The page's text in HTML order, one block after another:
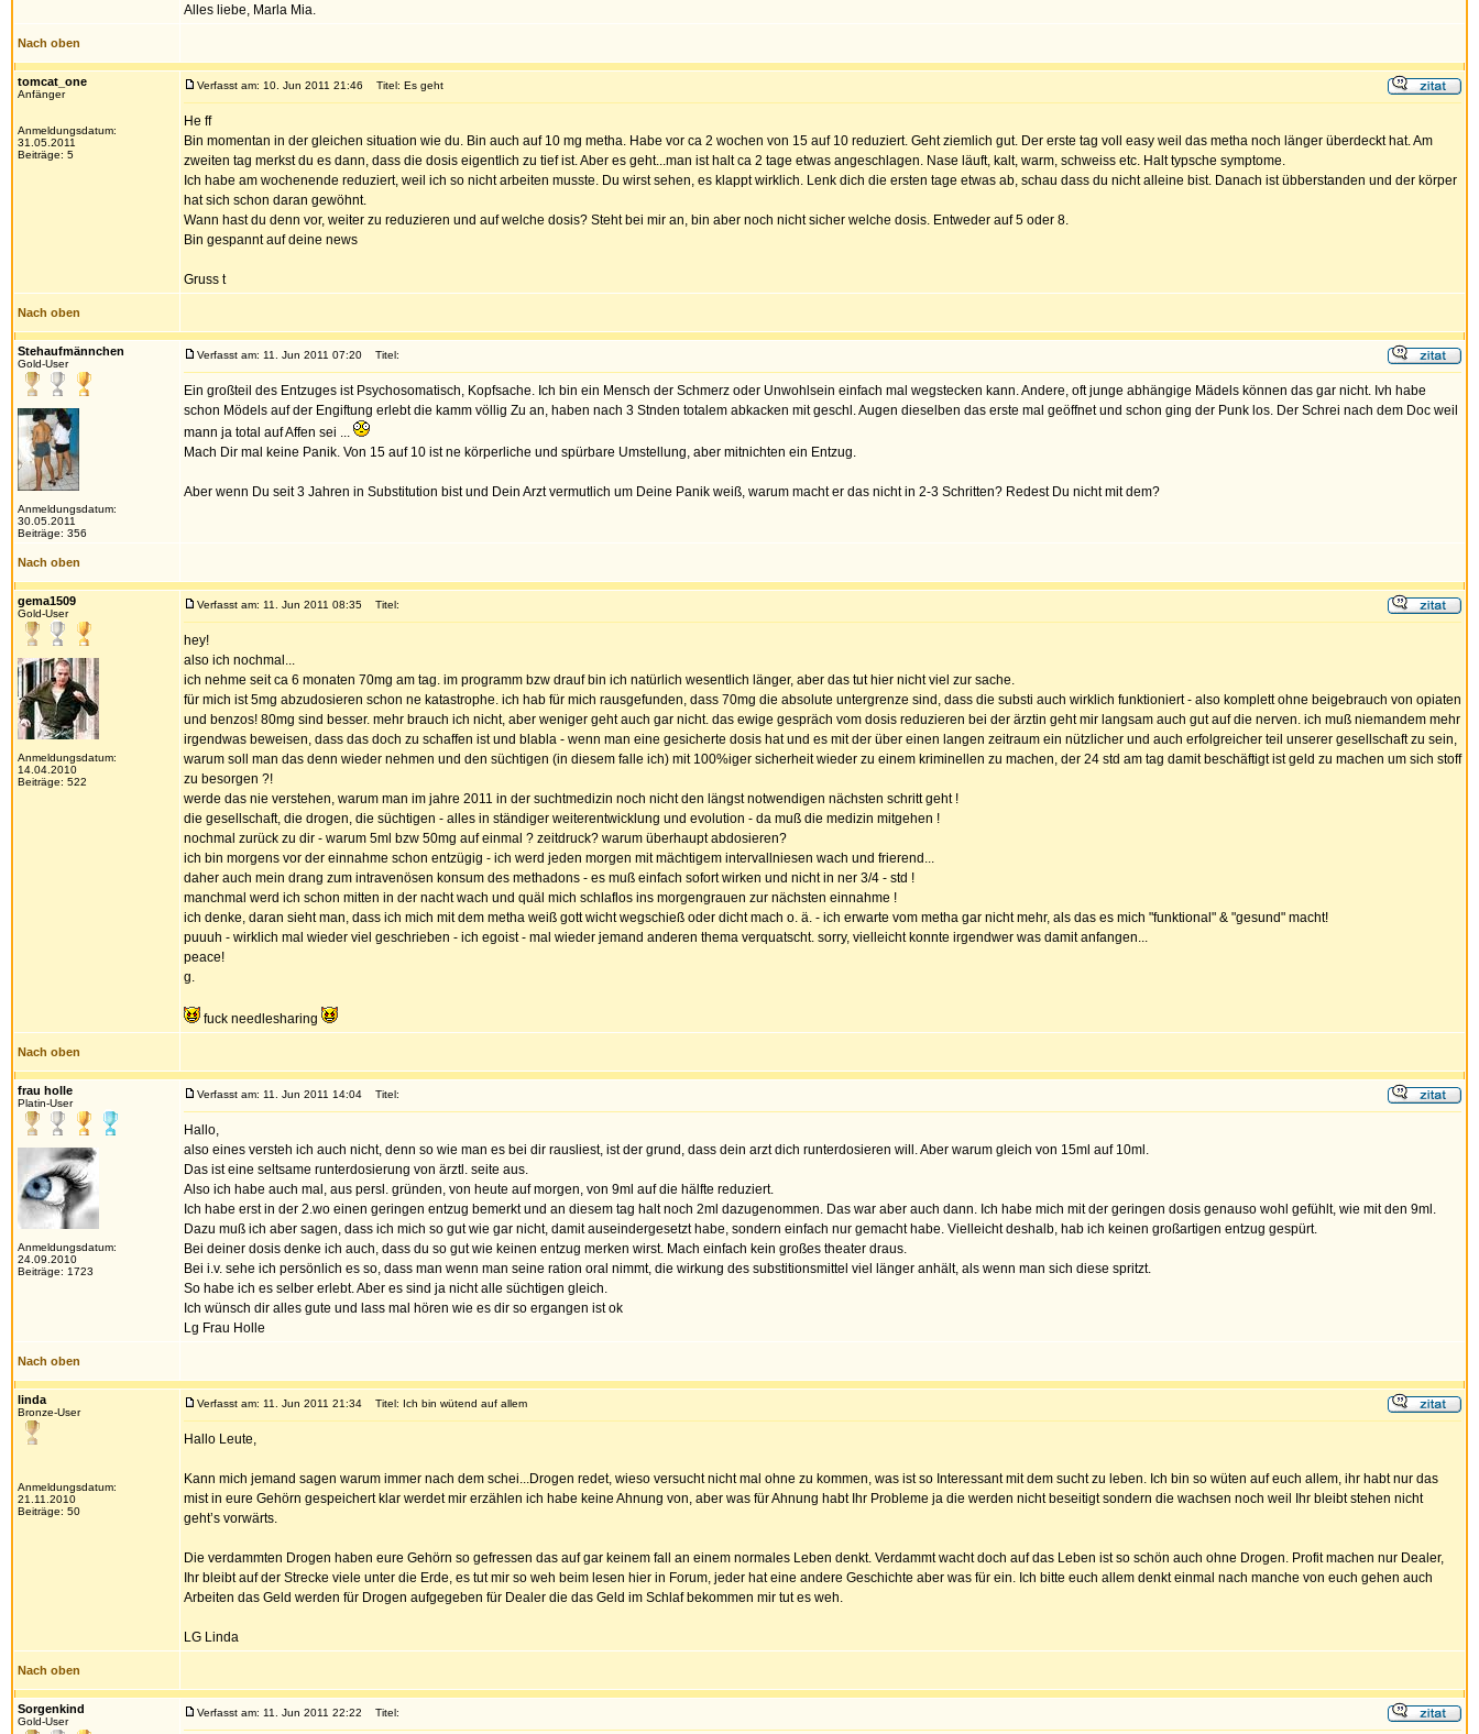
Alles liebe, Marla Mia.
Nach oben
tomcat_one
Anfänger
Anmeldungsdatum:
31.05.2011
Beiträge: 5
Verfasst am: 10. Jun 2011 21:46 Titel: Es geht
He ff
Bin momentan in der gleichen situation wie du. Bin auch auf 10 mg metha. Habe vor ca 2 wochen von 15 auf 10 reduziert. Geht ziemlich gut. Der erste tag voll easy weil das metha noch länger überdeckt hat. Am
zweiten tag merkst du es dann, dass die dosis eigentlich zu tief ist. Aber es geht...man ist halt ca 2 tage etwas angeschlagen. Nase läuft, kalt, warm, schweiss etc. Halt typsche symptome.
Ich habe am wochenende reduziert, weil ich so nicht arbeiten musste. Du wirst sehen, es klappt wirklich. Lenk dich die ersten tage etwas ab, schau dass du nicht alleine bist. Danach ist übberstanden und der körper
hat sich schon daran gewöhnt.
Wann hast du denn vor, weiter zu reduzieren und auf welche dosis? Steht bei mir an, bin aber noch nicht sicher welche dosis. Entweder auf 5 oder 8.
Bin gespannt auf deine news
Gruss t
Nach oben
Stehaufmännchen
Gold-User
Anmeldungsdatum:
30.05.2011
Beiträge: 356
Verfasst am: 11. Jun 2011 07:20 Titel:
Ein großteil des Entzuges ist Psychosomatisch, Kopfsache. Ich bin ein Mensch der Schmerz oder Unwohlsein einfach mal wegstecken kann. Andere, oft junge abhängige Mädels können das gar nicht. Ivh habe
schon Mödels auf der Engiftung erlebt die kamm völlig Zu an, haben nach 3 Stnden totalem abkacken mit geschl. Augen dieselben das erste mal geöffnet und schon ging der Punk los. Der Schrei nach dem Doc weil
mann ja total auf Affen sei ...
Mach Dir mal keine Panik. Von 15 auf 10 ist ne körperliche und spürbare Umstellung, aber mitnichten ein Entzug.
Aber wenn Du seit 3 Jahren in Substitution bist und Dein Arzt vermutlich um Deine Panik weiß, warum macht er das nicht in 2-3 Schritten? Redest Du nicht mit dem?
Nach oben
gema1509
Gold-User
Anmeldungsdatum:
14.04.2010
Beiträge: 522
Verfasst am: 11. Jun 2011 08:35 Titel:
hey!
also ich nochmal...
ich nehme seit ca 6 monaten 70mg am tag. im programm bzw drauf bin ich natürlich wesentlich länger, aber das tut hier nicht viel zur sache.
für mich ist 5mg abzudosieren schon ne katastrophe. ich hab für mich rausgefunden, dass 70mg die absolute untergrenze sind, dass die substi auch wirklich funktioniert - also komplett ohne beigebrauch von opiaten
und benzos! 80mg sind besser. mehr brauch ich nicht, aber weniger geht auch gar nicht. das ewige gespräch vom dosis reduzieren bei der ärztin geht mir langsam auch gut auf die nerven. ich muß niemandem mehr
irgendwas beweisen, dass das doch zu schaffen ist und blabla - wenn man eine gesicherte dosis hat und es mit der über einen langen zeitraum ein nützlicher und auch erfolgreicher teil unserer gesellschaft zu sein,
warum soll man das denn wieder nehmen und den süchtigen (in diesem falle ich) mit 100%iger sicherheit wieder zu einem kriminellen zu machen, der 24 std am tag damit beschäftigt ist geld zu machen um sich stoff
zu besorgen ?!
werde das nie verstehen, warum man im jahre 2011 in der suchtmedizin noch nicht den längst notwendigen nächsten schritt geht !
die gesellschaft, die drogen, die süchtigen - alles in ständiger weiterentwicklung und evolution - da muß die medizin mitgehen !
nochmal zurück zu dir - warum 5ml bzw 50mg auf einmal ? zeitdruck? warum überhaupt abdosieren?
ich bin morgens vor der einnahme schon entzügig - ich werd jeden morgen mit mächtigem intervallniesen wach und frierend...
daher auch mein drang zum intravenösen konsum des methadons - es muß einfach sofort wirken und nicht in ner 3/4 - std !
manchmal werd ich schon mitten in der nacht wach und quäl mich schlaflos ins morgengrauen zur nächsten einnahme !
ich denke, daran sieht man, dass ich mich mit dem metha weiß gott wicht wegschieß oder dicht mach o. ä. - ich erwarte vom metha gar nicht mehr, als das es mich "funktional" & "gesund" macht!
puuuh - wirklich mal wieder viel geschrieben - ich egoist - mal wieder jemand anderen thema verquatscht. sorry, vielleicht konnte irgendwer was damit anfangen...
peace!
g.
fuck needlesharing
Nach oben
frau holle
Platin-User
Anmeldungsdatum:
24.09.2010
Beiträge: 1723
Verfasst am: 11. Jun 2011 14:04 Titel:
Hallo,
also eines versteh ich auch nicht, denn so wie man es bei dir rausliest, ist der grund, dass dein arzt dich runterdosieren will. Aber warum gleich von 15ml auf 10ml.
Das ist eine seltsame runterdosierung von ärztl. seite aus.
Also ich habe auch mal, aus persl. gründen, von heute auf morgen, von 9ml auf die hälfte reduziert.
Ich habe erst in der 2.wo einen geringen entzug bemerkt und an diesem tag halt noch 2ml dazugenommen. Das war aber auch dann. Ich habe mich mit der geringen dosis genauso wohl gefühlt, wie mit den 9ml.
Dazu muß ich aber sagen, dass ich mich so gut wie gar nicht, damit auseindergesetzt habe, sondern einfach nur gemacht habe. Vielleicht deshalb, hab ich keinen großartigen entzug gespürt.
Bei deiner dosis denke ich auch, dass du so gut wie keinen entzug merken wirst. Mach einfach kein großes theater draus.
Bei i.v. sehe ich persönlich es so, dass man wenn man seine ration oral nimmt, die wirkung des substitionsmittel viel länger anhält, als wenn man sich diese spritzt.
So habe ich es selber erlebt. Aber es sind ja nicht alle süchtigen gleich.
Ich wünsch dir alles gute und lass mal hören wie es dir so ergangen ist ok
Lg Frau Holle
Nach oben
linda
Bronze-User
Anmeldungsdatum:
21.11.2010
Beiträge: 50
Verfasst am: 11. Jun 2011 21:34 Titel: Ich bin wütend auf allem
Hallo Leute,
Kann mich jemand sagen warum immer nach dem schei...Drogen redet, wieso versucht nicht mal ohne zu kommen, was ist so Interessant mit dem sucht zu leben. Ich bin so wüten auf euch allem, ihr habt nur das
mist in eure Gehörn gespeichert klar werdet mir erzählen ich habe keine Ahnung von, aber was für Ahnung habt Ihr Probleme ja die werden nicht beseitigt sondern die wachsen noch weil Ihr bleibt stehen nicht
geht’s vorwärts.
Die verdammten Drogen haben eure Gehörn so gefressen das auf gar keinem fall an einem normales Leben denkt. Verdammt wacht doch auf das Leben ist so schön auch ohne Drogen. Profit machen nur Dealer,
Ihr bleibt auf der Strecke viele unter die Erde, es tut mir so weh beim lesen hier in Forum, jeder hat eine andere Geschichte aber was für ein. Ich bitte euch allem denkt einmal nach manche von euch gehen auch
Arbeiten das Geld werden für Drogen aufgegeben für Dealer die das Geld im Schlaf bekommen mir tut es weh.
LG Linda
Nach oben
Sorgenkind
Gold-User
Verfasst am: 11. Jun 2011 22:22 Titel: